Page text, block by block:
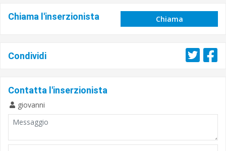
Chiama l'inserzionista Chiama
Condividi
Contatta l'inserzionista
giovanni